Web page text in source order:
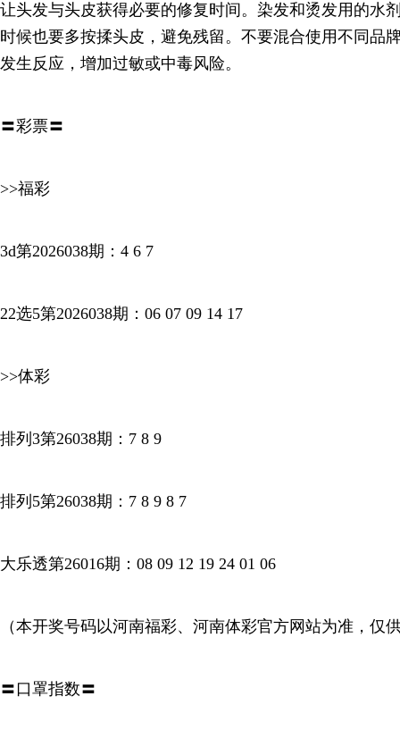
让头发与头皮获得必要的修复时间。染发和烫发用的水
时候也要多按揉头皮，避免残留。不要混合使用不同品
发生反应，增加过敏或中毒风险。
〓彩票〓
>>福彩
3d第2026038期：4 6 7
22选5第2026038期：06 07 09 14 17
>>体彩
排列3第26038期：7 8 9
排列5第26038期：7 8 9 8 7
大乐透第26016期：08 09 12 19 24 01 06
（本开奖号码以河南福彩、河南体彩官方网站为准，仅
〓口罩指数〓